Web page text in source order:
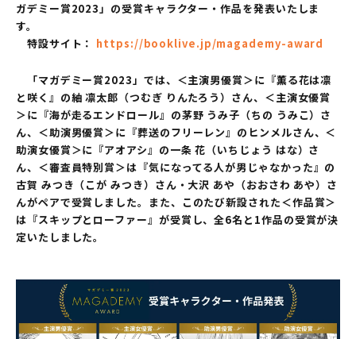
ガデミー賞2023」の受賞キャラクター・作品を発表いたしま
す。
特設サイト： https://booklive.jp/magademy-award
「マガデミー賞2023」では、＜主演男優賞＞に『薫る花は凛
と咲く』の紬 凛太郎（つむぎ りんたろう）さん、＜主演女優賞
＞に『海が走るエンドロール』の茅野 うみ子（ちの うみこ）さ
ん、＜助演男優賞＞に『葬送のフリーレン』のヒンメルさん、＜
助演女優賞＞に『アオアシ』の一条 花（いちじょう はな）さ
ん、＜審査員特別賞＞は『気になってる人が男じゃなかった』の
古賀 みつき（こが みつき）さん・大沢 あや（おおさわ あや）さ
んがペアで受賞しました。また、このたび新設された＜作品賞＞
は『スキップとローファー』が受賞し、全6名と1作品の受賞が決
定いたしました。